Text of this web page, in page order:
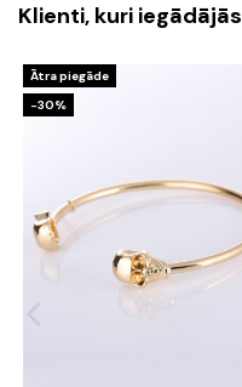
Klienti, kuri
Ātra piegāde
-30%